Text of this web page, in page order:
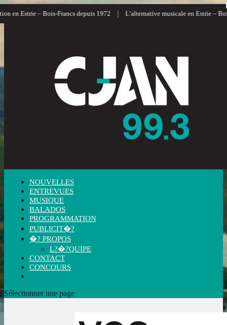
en Estrie – Bois-Francs depuis 1972 L’alternative musicale en Estrie –
NOUVELLES
ENTREVUES
MUSIQUE
BALADOS
PROGRAMMATION
PUBLICIT�?
�? PROPOS
L?�?QUIPE
CONTACT
CONCOURS
Sélectionner une page